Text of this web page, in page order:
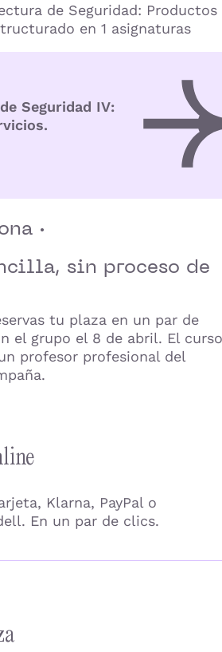
de Seguridad: Productos
en 1 asignaturas
Seguridad IV:
·
sin proceso de
tu plaza en un par de
el grupo el 8 de abril. El curso
profesor profesional del
Klarna, PayPal o
En un par de clics.